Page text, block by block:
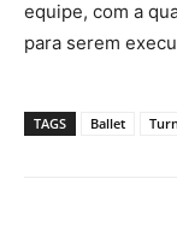
equipe, com a
para serem
TAGS Ballet